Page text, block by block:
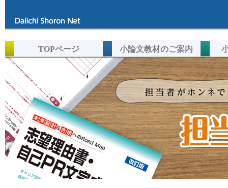
TOPページ 小論文教材のご案内